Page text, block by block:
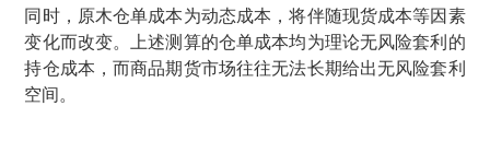
同时，原木仓单成本为动态成本，将伴随现货成本等因素
变化而改变。上述测算的仓单成本均为理论无风险套利的
持仓成本，而商品期货市场往往无法长期给出无风险套利
空间。